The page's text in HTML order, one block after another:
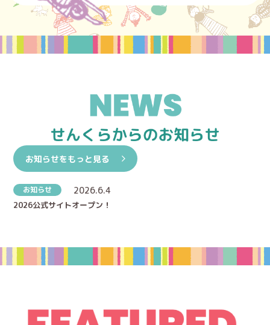
お知らせをもっと見る
2026.6.4
お知らせ
2026公式サイトオープン！